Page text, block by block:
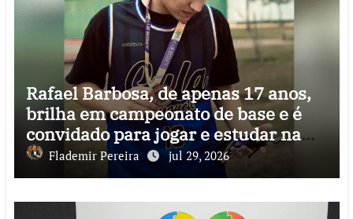
Rafael Barbosa, de apenas 17 anos,
brilha em campeonato de base e é
convidado para jogar e estudar na
ItáliaFlademir Pereira jul 29, 2026